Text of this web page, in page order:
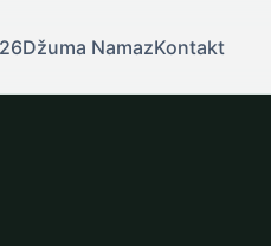
Džuma NamazKontakt